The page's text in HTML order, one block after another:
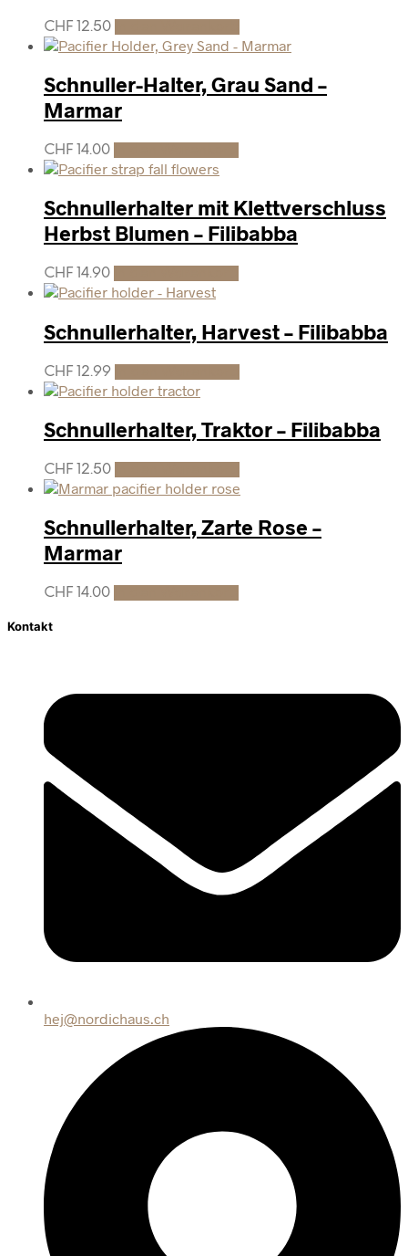
CHF 12.50
Schnuller-Halter, Grau Sand –
Marmar
CHF 14.00
Schnullerhalter mit Klettverschluss
Herbst Blumen – Filibabba
CHF 14.90
Schnullerhalter, Harvest – Filibabba
CHF 12.99
Schnullerhalter, Traktor – Filibabba
CHF 12.50
Schnullerhalter, Zarte Rose –
Marmar
CHF 14.00
Kontakt
hej@nordichaus.ch